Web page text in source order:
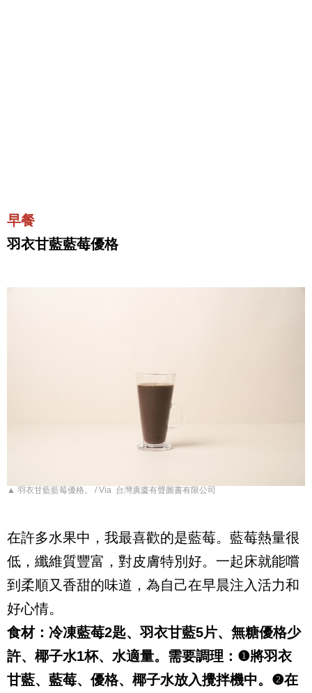
早餐
羽衣甘藍藍莓優格
▲ 羽衣甘藍藍莓優格。 / Via 台灣廣廈有聲圖書有限公司
在許多水果中，我最喜歡的是藍莓。藍莓熱量很
低，纖維質豐富，對皮膚特別好。一起床就能嚐
到柔順又香甜的味道，為自己在早晨注入活力和
好心情。
食材：冷凍藍莓2匙、羽衣甘藍5片、無糖優格少
許、椰子水1杯、水適量。需要調理： ❶將羽衣
甘藍、藍莓、優格、椰子水放入攪拌機中。 ❷在